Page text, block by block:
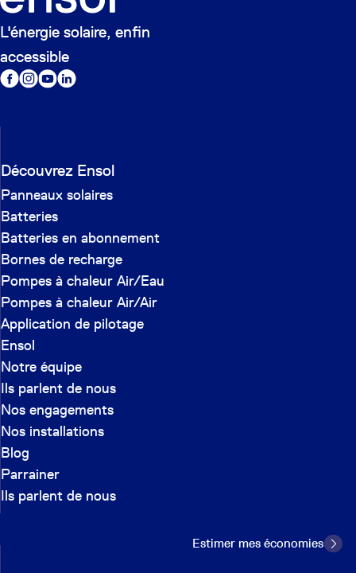
Estimer mes économies
L'énergie solaire, enfin
accessible
Découvrez Ensol
Panneaux solaires
Batteries
Batteries en abonnement
Bornes de recharge
Pompes à chaleur Air/Eau
Pompes à chaleur Air/Air
Application de pilotage
Ensol
Notre équipe
Ils parlent de nous
Nos engagements
Nos installations
Blog
Parrainer
Ils parlent de nous